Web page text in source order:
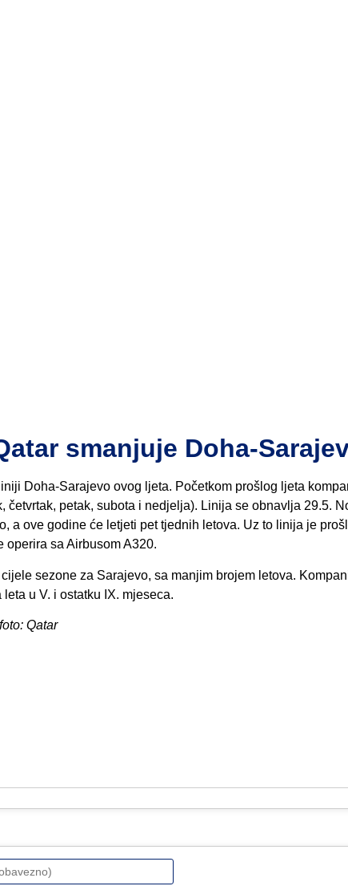
smanjuje Doha-
Doha-Sarajevo ovog ljeta. Početkom prošlog ljeta
četvrtak, petak, subota i nedjelja). Linija se obnavlja 29.5.
a ove godine će letjeti pet tjednih letova. Uz to linija je
operira sa Airbusom A320.
sezone za Sarajevo, sa manjim brojem letova.
u V. i ostatku IX. mjeseca.
Qatar
Ime
ili